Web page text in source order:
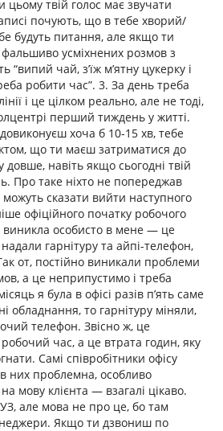
цьому твій голос має звучати
почують, що в тебе хворий/
будуть питання, але якщо ти
фальшиво усміхнених розмов з
“випий чай, з’їж м’ятну цукерку і
робити час”. 3. За день треба
і це цілком реально, але не тоді,
перший тиждень у житті.
хоча б 10-15 хв, тебе
що ти маєш затриматися до
довше, навіть якщо сьогодні твій
Про таке ніхто не попереджав
можуть сказати вийти наступного
офіційного початку робочого
особисто в мене — це
гарнітуру та айпі-телефон,
от, постійно виникали проблеми
а це неприпустимо і треба
я була в офісі разів п’ять саме
обладнання, то гарнітуру міняли,
телефон. Звісно ж, це
час, а це втрата годин, яку
Самі співробітники офісу
них проблемна, особливо
мову клієнта — взагалі цікаво.
але мова не про це, бо там
Якщо ти дзвониш по